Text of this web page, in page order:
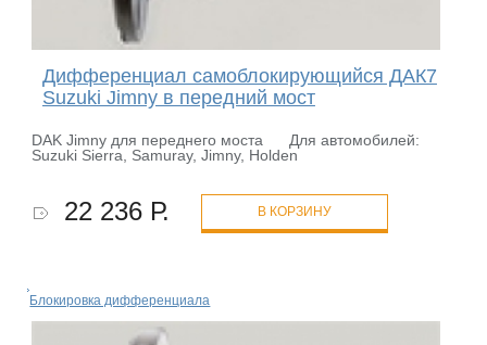
Дифференциал самоблокирующийся ДАК7
Suzuki Jimny в передний мост
DAK Jimny для переднего моста Для автомобилей:
Suzuki Sierra, Samuray, Jimny, Holden
22 236 Р. В КОРЗИНУ
Блокировка дифференциала